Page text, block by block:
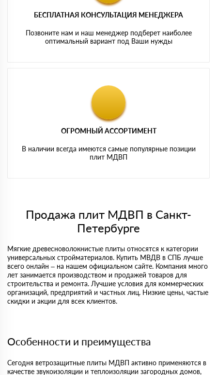
БЕСПЛАТНАЯ КОНСУЛЬТАЦИЯ МЕНЕДЖЕРА
Позвоните нам и наш менеджер подберет наиболее
оптимальный вариант под Ваши нужды
ОГРОМНЫЙ АССОРТИМЕНТ
В наличии всегда имеются самые популярные позиции
плит МДВП
Продажа плит МДВП в Санкт-
Петербурге
Мягкие древесноволокнистые плиты относятся к категории
универсальных стройматериалов. Купить МВДВ в СПБ лучше
всего онлайн – на нашем официальном сайте. Компания много
лет занимается производством и продажей товаров для
строительства и ремонта. Лучшие условия для коммерческих
организаций, предприятий и частных лиц. Низкие цены, частые
скидки и акции для всех клиентов.
Особенности и преимущества
Сегодня ветрозащитные плиты МДВП активно применяются в
качестве звукоизоляции и теплоизоляции загородных домов,